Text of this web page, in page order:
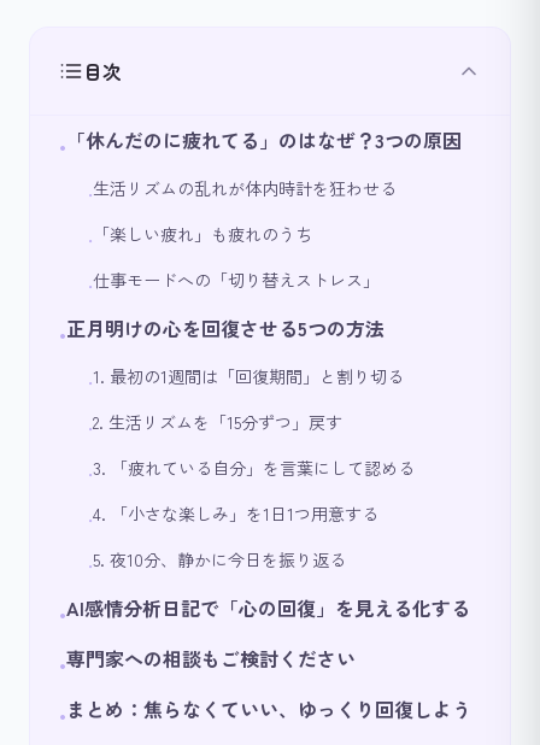
目次
• 「休んだのに疲れてる」のはなぜ？3つの原因
•生活リズムの乱れが体内時計を狂わせる
• 「楽しい疲れ」も疲れのうち
•仕事モードへの「切り替えストレス」
•正月明けの心を回復させる5つの方法
•1. 最初の1週間は「回復期間」と割り切る
•2. 生活リズムを「15分ずつ」戻す
•3. 「疲れている自分」を言葉にして認める
•4. 「小さな楽しみ」を1日1つ用意する
•5. 夜10分、静かに今日を振り返る
•AI感情分析日記で「心の回復」を見える化する
•専門家への相談もご検討ください
•まとめ：焦らなくていい、ゆっくり回復しよう